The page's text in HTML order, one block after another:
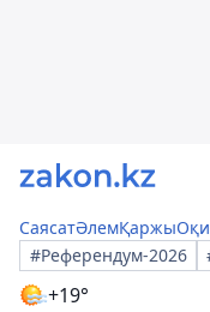
СаясатӘлемҚаржы
#Референдум-2026
+19°